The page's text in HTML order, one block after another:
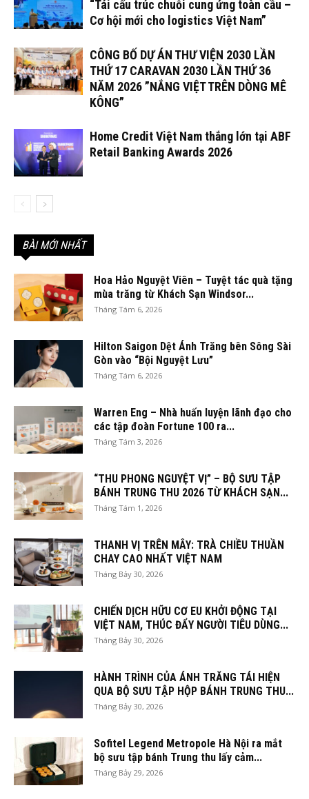
“Tái cấu trúc chuỗi cung ứng toàn cầu –
Cơ hội mới cho logistics Việt Nam”
CÔNG BỐ DỰ ÁN THƯ VIỆN 2030 LẦN
THỨ 17 CARAVAN 2030 LẦN THỨ 36
NĂM 2026 ”NẮNG VIỆT TRÊN DÒNG MÊ
KÔNG”
Home Credit Việt Nam thắng lớn tại ABF
Retail Banking Awards 2026
BÀI MỚI NHẤT
Hoa Hảo Nguyệt Viên – Tuyệt tác quà tặng
mùa trăng từ Khách Sạn Windsor...
Tháng Tám 6, 2026
Hilton Saigon Dệt Ánh Trăng bên Sông Sài
Gòn vào “Bội Nguyệt Lưu”
Tháng Tám 6, 2026
Warren Eng – Nhà huấn luyện lãnh đạo cho
các tập đoàn Fortune 100 ra...
Tháng Tám 3, 2026
“THU PHONG NGUYỆT VỊ” – BỘ SƯU TẬP
BÁNH TRUNG THU 2026 TỪ KHÁCH SẠN...
Tháng Tám 1, 2026
THANH VỊ TRÊN MÂY: TRÀ CHIỀU THUẦN
CHAY CAO NHẤT VIỆT NAM
Tháng Bảy 30, 2026
CHIẾN DỊCH HỮU CƠ EU KHỞI ĐỘNG TẠI
VIỆT NAM, THÚC ĐẨY NGƯỜI TIÊU DÙNG...
Tháng Bảy 30, 2026
HÀNH TRÌNH CỦA ÁNH TRĂNG TÁI HIỆN
QUA BỘ SƯU TẬP HỘP BÁNH TRUNG THU...
Tháng Bảy 30, 2026
Sofitel Legend Metropole Hà Nội ra mắt
bộ sưu tập bánh Trung thu lấy cảm...
Tháng Bảy 29, 2026